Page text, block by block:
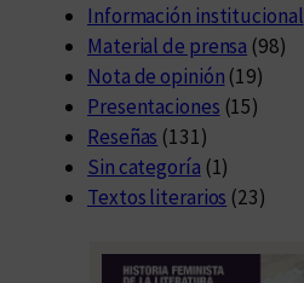
Información institucional
Material de prensa (98)
Nota de opinión (19)
Presentaciones (15)
Reseñas (131)
Sin categoría (1)
Textos literarios (23)